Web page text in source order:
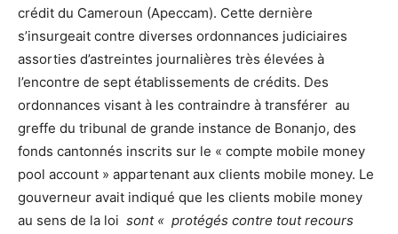
crédit du Cameroun (Apeccam). Cette dernière
s’insurgeait contre diverses ordonnances judiciaires
assorties d’astreintes journalières très élevées à
l’encontre de sept établissements de crédits. Des
ordonnances visant à les contraindre à transférer au
greffe du tribunal de grande instance de Bonanjo, des
fonds cantonnés inscrits sur le « compte mobile money
pool account » appartenant aux clients mobile money. Le
gouverneur avait indiqué que les clients mobile money
au sens de la loi sont « protégés contre tout recours